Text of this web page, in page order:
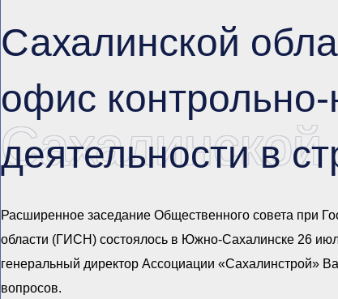
Сахалинской
офис
деятельности в
Сахалинской
Расширенное заседание Общественного совета при
области (ГИСН) состоялось в Южно-Сахалинске 26
генеральный директор Ассоциации «Сахалинстрой»
вопросов.